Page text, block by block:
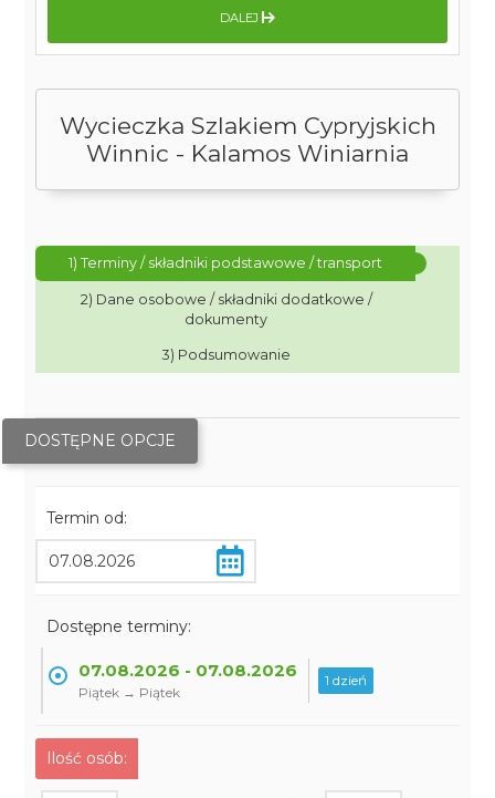
Wycieczka Szlakiem Cypryjskich
Winnic - Kalamos Winiarnia
1) Terminy / składniki podstawowe / transport
2) Dane osobowe / składniki dodatkowe /
dokumenty
3) Podsumowanie
DOSTĘPNE OPCJE
Termin od:
Dostępne terminy:
07.08.2026 - 07.08.2026
Piątek → Piątek
1 dzień
Ilość osób:
DALEJ